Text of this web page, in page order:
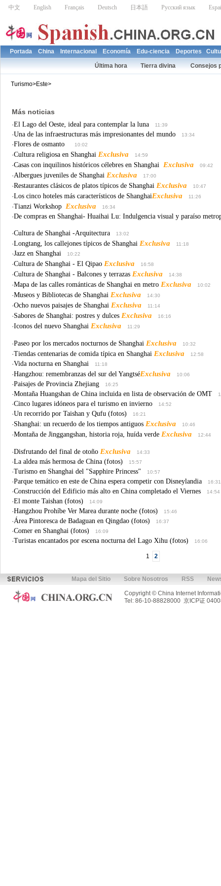
Turismo>Este>
Más noticias
·El Lago del Oeste, ideal para contemplar la luna 11:39
·Una de las infraestructuras más impresionantes del mundo 13:34
·Flores de osmanto 10:02
·Cultura religiosa en Shanghai Exclusiva 14:59
·Casas con inquilinos históricos célebres en Shanghai Exclusiva 09:42
·Albergues juveniles de Shanghai Exclusiva 17:00
·Restaurantes clásicos de platos típicos de Shanghai Exclusiva 10:47
·Los cinco hoteles más característicos de ShanghaiExclusiva 11:26
·Tianzi Workshop Exclusiva 16:34
·De compras en Shanghai- Huaihai Lu: Indulgencia visual y paraíso
·Cultura de Shanghai -Arquitectura 13:02
·Longtang, los callejones típicos de Shanghai Exclusiva 11:18
·Jazz en Shanghai 10:22
·Cultura de Shanghai - El Qipao Exclusiva 16:58
·Cultura de Shanghai - Balcones y terrazas Exclusiva 14:38
·Mapa de las calles románticas de Shanghai en metro Exclusiva 10:02
·Museos y Bibliotecas de Shanghai Exclusiva 14:30
·Ocho nuevos paisajes de Shanghai Exclusiva 11:14
·Sabores de Shanghai: postres y dulces Exclusiva 16:16
·Iconos del nuevo Shanghai Exclusiva 11:29
·Paseo por los mercados nocturnos de Shanghai Exclusiva 10:32
·Tiendas centenarias de comida típica en Shanghai Exclusiva 12:58
·Vida nocturna en Shanghai 11:18
·Hangzhou: remembranzas del sur del YangtséExclusiva 10:06
·Paisajes de Provincia Zhejiang 16:25
·Montaña Huangshan de China incluida en lista de observación de OMT
·Cinco lugares idóneos para el turismo en invierno 14:52
·Un recorrido por Taishan y Qufu (fotos) 16:21
·Shanghai: un recuerdo de los tiempos antiguos Exclusiva 10:46
·Montaña de Jinggangshan, historia roja, huída verde Exclusiva 12:44
·Disfrutando del final de otoño Exclusiva 14:33
·La aldea más hermosa de China (fotos) 15:57
·Turismo en Shanghai del "Sapphire Princess" 10:57
·Parque temático en este de China espera competir con Disneylandia 16:31
·Construcción del Edificio más alto en China completado el Viernes 14:54
·El monte Taishan (fotos) 14:09
·Hangzhou Prohíbe Ver Marea durante noche (fotos) 15:46
·Área Pintoresca de Badaguan en Qingdao (fotos) 16:37
·Comer en Shanghai (fotos) 16:09
·Turistas encantados por escena nocturna del Lago Xihu (fotos) 16:06
1 2